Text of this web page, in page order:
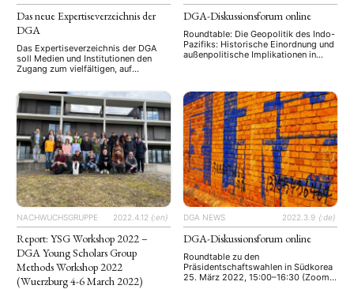
Das neue Expertiseverzeichnis der
DGA
Das Expertiseverzeichnis der DGA
soll Medien und Institutionen den
Zugang zum vielfältigen, auf
Wissen unserer Mitglieder über die
kulturellen, wirtschaftlichen und
politischen Veränderungen und
Hintergründe ermöglichen. Die
Deutsche Gesellschaft für
Asienkunde e. V. (DGA) stellt die
breitgefächerte Asienkompetenz
ihrer Mitglieder im neuen
Expertiseverzeichnis vor. Als einzige
asienwissenschaftliche
Fachgesellschaft vereint die DGA
Wissenschaftler:innen …
DGA-Diskussionsforum online
Roundtable: Die Geopolitik des Indo-
Pazifiks: Historische Einordnung und
außenpolitische Implikationen in
Pazifiks: Historische Einordnung und
außenpolitische Implikationen in
einer sich multipolarisierenden Welt
22. April 2022, 10:00–11:30 (Zoom)
Seit der Übernahme des Indo-
Pazifik-Begriffs durch die Trump-
Regierung wird die Vorstellung eines
die Indischen und …
NACHWUCHSGRUPPE 2022.4.12 {:en}
Report: YSG Workshop 2022 –
DGA Young Scholars Group
Methods Workshop 2022
(Wuerzburg 4-6 March 2022)
DGA NEWS 2022.3.9 {:de}
DGA-Diskussionsforum online
Roundtable zu den
Präsidentschaftswahlen in Südkorea
25. März 2022, 15:00–16:30 (Zoom)